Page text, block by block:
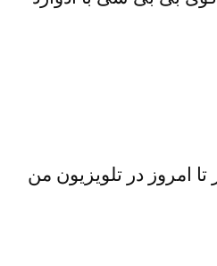
امروز در تلویزیون من